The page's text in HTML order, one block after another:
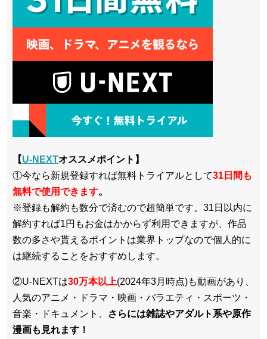
【U-NEXTオススメポイント】
①今なら新規登録すれば無料トライアルとして31日間も
無料で使用できます。
※登録も解約も数分で済むので超簡単です。31日以内に
解約すれば1円もお金はかからず利用できますが、作品
数の多さや貰えるポイントは業界トップなので個人的に
は継続することをおすすめします。
②U-NEXTは30万本以上(2024年3月時点)も動画があり、
人気のアニメ・ドラマ・映画・バラエティ・スポーツ・
音楽・ドキュメント、
さらには雑誌やアダルト系や原作
漫画も見れます！